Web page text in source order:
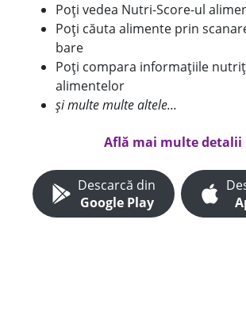
Poți vedea Nutri-Score-ul
Poți căuta alimente prin
bare
Poți compara informațiile
alimentelor
și multe multe altele...
Află mai multe detalii
Descarcă din
Google Play